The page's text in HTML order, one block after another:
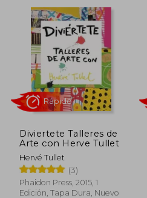
5%
dcto.
16,00 €
15,20 €
Diviertete Talleres de
Arte con Herve Tullet
Hervé Tullet
(3)
Phaidon Press, 2015, 1
Edición, Tapa Dura, Nuevo